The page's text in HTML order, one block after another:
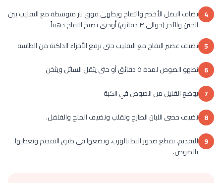
4 يضاف البصل الأخضر والتفاح ويطهى فوق نار متوسطة مع التقليب بين
الحين والآخر (حوالي ٣ دقائق) أوحتي يصبح التفاح ذهبياً
5 نضيف عصير التفاح مع التقليب حتى نرفع الأجزاء الداكنة من الطاسة
6 نطهو الصوص لمدة ٥ دقائق أو حتى يثقل السائل ويثخن
7 يوضع القليل من الصوص في الكبة
8 نضيف حصى اللبان الطازج ونقلب ونضيف الملح والفلفل.
9 للتقديم، نقطع صدور البط بالورب، ونضعها في طبق التقديم ونغطيها
بالصوص.